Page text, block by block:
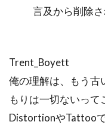
言及から削除さ
Trent_Boyett
俺の理解は、もう古
もりは一切ないって
DistortionやTattooで